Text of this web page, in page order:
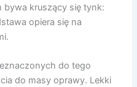
bywa kruszący się tynk:
opiera się na
do tego
do masy oprawy. Lekki